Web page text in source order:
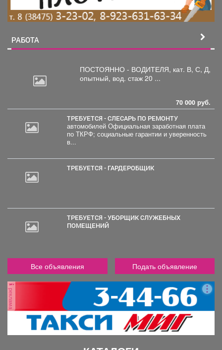
РАБОТА
ПОСТОЯННО - ВОДИТЕЛЯ, кат. В, С, Д,
опытный, вод. стаж 20 ...
70 000 руб.
ТРЕБУЕТСЯ - СЛЕСАРЬ ПО РЕМОНТУ
автомобилей Официальная заработная плата
по ТКРФ; социальные гарантии и уверенность
в...
ТРЕБУЕТСЯ - ГАРДЕРОБЩИК
ТРЕБУЕТСЯ - УБОРЩИК СЛУЖЕБНЫХ
ПОМЕЩЕНИЙ
Все объявления Подать объявление
реклама